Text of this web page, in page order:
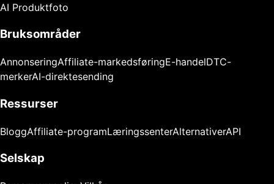
AI Produktfoto
Bruksområder
AnnonseringAffiliate-markedsføringE-handelDTC-
merkerAI-direktesending
Ressurser
BloggAffiliate-programLæringssenterAlternativerAPI
Selskap